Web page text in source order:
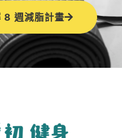
8 週減脂計畫